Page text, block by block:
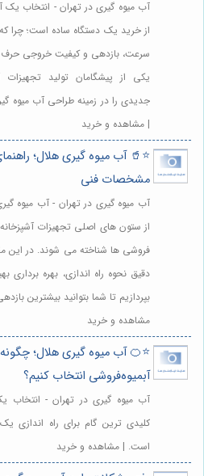
آب میوه گیری در تهران - انتخاب یک
از خرید یک دستگاه ساده است؛ چرا
سرعت، بازدهی و کیفیت خروجی حرف
یکی از پیشگامان تولید تجهیزات
جدیدی را در زمینه طراحی آب میوه
| مشاهده و خرید
⭐️🥤 آب میوه گیری هلال؛
مشخصات فنی
آب میوه گیری در تهران - آب میوه
از ستون های اصلی تجهیزات
فروشی ها شناخته می شوند. در این
دقیق نحوه راه اندازی، بهره برداری
بپردازیم تا شما بتوانید بیشترین
مشاهده و خرید
⭐️🍊 آب میوه گیری هلال؛
آبمیوه‌فروشی انتخاب کنیم؟
آب میوه گیری در تهران -
کلیدی ترین گام برای راه اندازی
است. | مشاهده و خرید